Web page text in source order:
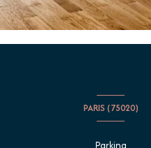
PARIS (75020)